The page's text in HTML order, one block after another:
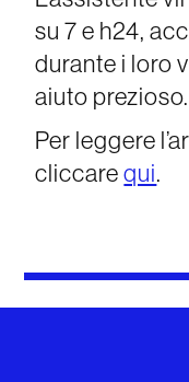
su 7 e h24,
durante i loro
aiuto prezioso.
Per leggere
cliccarequi.